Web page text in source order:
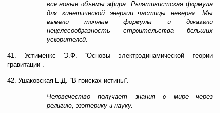
все новые объемы эфира. Релятивистская формула
для кинетической энергии частицы неверна. Мы
вывели точные формулы и доказали
нецелесообразность строительства больших
ускорителей.
41. Устименко Э.Ф. “Основы электродинамической теории
гравитации”.
42. Ушаковская Е.Д. “В поисках истины”.
Человечество получает знания о мире через
религию, эзотерику и науку.